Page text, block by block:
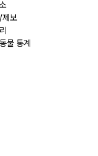
제보
물 통계